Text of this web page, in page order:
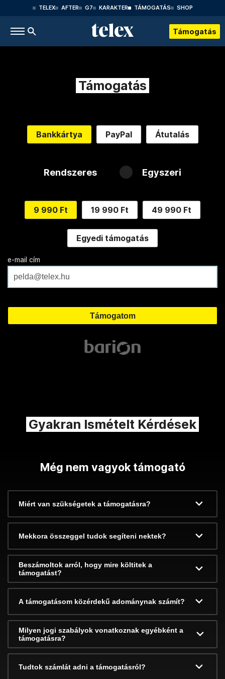
TELEX AFTER G7 KARAKTER TÁMOGATÁS SHOP
Támogatás
Támogatás
Bankkártya PayPal Átutalás
Rendszeres Egyszeri
9 990 Ft 19 990 Ft 49 990 Ft
Egyedi támogatás
e-mail cím
Gyakran Ismételt Kérdések
Még nem vagyok támogató
Miért van szükségetek a támogatásra?
Mekkora összeggel tudok segíteni nektek?
Beszámoltok arról, hogy mire költitek a
támogatást?
A támogatásom közérdekű adománynak számít?
Milyen jogi szabályok vonatkoznak egyébként a
támogatásra?
Tudtok számlát adni a támogatásról?